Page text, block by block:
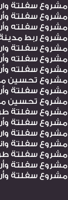
مشروع سفلتة
مشروع سفلتة
مشروع سفلته
مشروع ربط
مشروع سفلتة
مشروع سفلته
مشروع سفلته
مشروع تحسين
مشروع سفلتة
مشروع تحسين
مشروع سفلتة
مشروع سفلتة
مشروع سفلتة
مشروع سفلتة
مشروع سفلتة
مشروع سفلتة
مشروع سفلتة